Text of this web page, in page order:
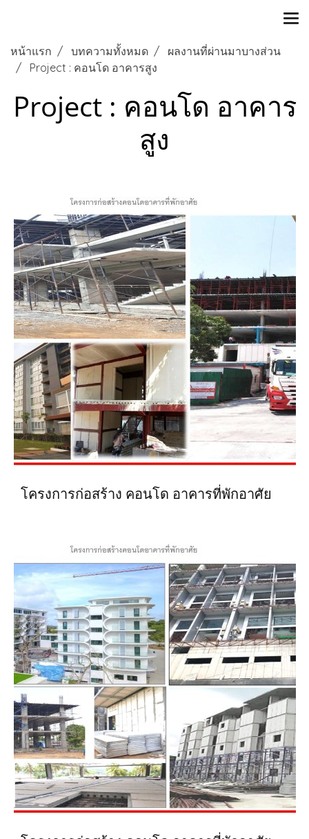
หน้าแรก บทความทั้งหมด
ผลงานที่ผ่านมาบางส่วน
Project : คอนโด อาคารสูง
Project : คอนโด อาคาร
สูง
โครงการก่อสร้าง คอนโด อาคารที่พักอาศัย